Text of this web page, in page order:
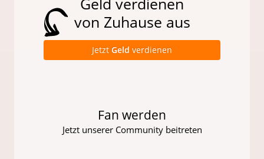
von Zuhause aus
Jetzt Geld verdienen
Fan werden
Jetzt unserer Community beitreten